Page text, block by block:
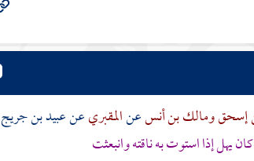
إسحقومالك بن أنسعنالمقبريعنعبيد بن جريج
كان يهل إذا استوت به ناقته وانبعثت